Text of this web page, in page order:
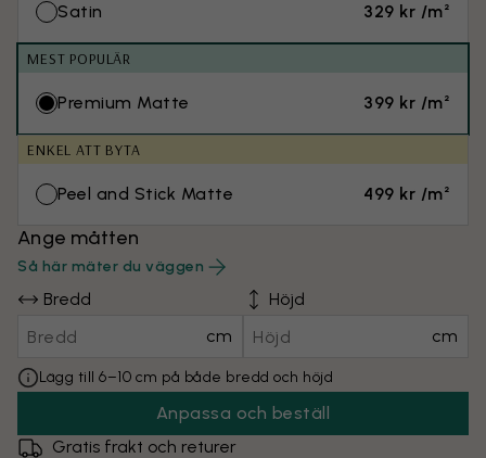
Satin 329 kr /m²
MEST POPULÄR
Premium Matte 399 kr /m²
ENKEL ATT BYTA
Peel and Stick Matte 499 kr /m²
Ange måtten
Så här mäter du väggen
Bredd
cm
Höjd
cm
Lägg till 6–10 cm på både bredd och höjd
Anpassa och beställ
Gratis frakt och returer